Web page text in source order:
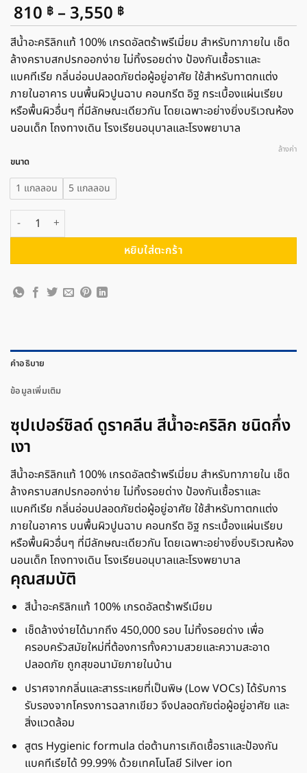
810 ฿ – 3,550 ฿Price
range:
810 ฿
through
3,550 ฿
สีน้ำอะคริลิกแท้ 100% เกรดอัลตร้าพรีเมี่ยม สําหรับทาภายใน เช็ด
ล้างคราบสกปรกออกง่าย ไม่ทิ้งรอยด่าง ป้องกันเชื้อราและ
แบคทีเรีย กลิ่นอ่อนปลอดภัยต่อผู้อยู่อาศัย ใช้สําหรับทาตกแต่ง
ภายในอาคาร บนพื้นผิวปูนฉาบ คอนกรีต อิฐ กระเบื้องแผ่นเรียบ
หรือพื้นผิวอื่นๆ ที่มีลักษณะเดียวกัน โดยเฉพาะอย่างยิ่งบริเวณห้อง
นอนเด็ก โถงทางเดิน โรงเรียนอนุบาลและโรงพยาบาล
ขนาด
1 แกลลอน 5 แกลลอน
ล้างค่า
จำนวน TOA ทีโอเอ ซุปเปอร์ชิลด์ ดูราคลีน สีน้ำอะคริลิก ชนิดกึ่งเงา #D100
หยิบใส่ตะกร้า
คำอธิบาย
ข้อมูลเพิ่มเติม
ซุปเปอร์ชิลด์ ดูราคลีน สีน้ำอะคริลิก ชนิดกึ่ง
เงา
สีน้ำอะคริลิกแท้ 100% เกรดอัลตร้าพรีเมี่ยม สําหรับทาภายใน เช็ด
ล้างคราบสกปรกออกง่าย ไม่ทิ้งรอยด่าง ป้องกันเชื้อราและ
แบคทีเรีย กลิ่นอ่อนปลอดภัยต่อผู้อยู่อาศัย ใช้สําหรับทาตกแต่ง
ภายในอาคาร บนพื้นผิวปูนฉาบ คอนกรีต อิฐ กระเบื้องแผ่นเรียบ
หรือพื้นผิวอื่นๆ ที่มีลักษณะเดียวกัน โดยเฉพาะอย่างยิ่งบริเวณห้อง
นอนเด็ก โถงทางเดิน โรงเรียนอนุบาลและโรงพยาบาล
คุณสมบัติ
สีน้ำอะคริลิกแท้ 100% เกรดอัลตร้าพรีเมียม
เช็ดล้างง่ายได้มากถึง 450,000 รอบ ไม่ทิ้งรอยด่าง เพื่อ
ครอบครัวสมัยใหม่ที่ต้องการทั้งความสวยและความสะอาด
ปลอดภัย ถูกสุขอนามัยภายในบ้าน
ปราศจากกลิ่นและสารระเหยที่เป็นพิษ (Low VOCs) ได้รับการ
รับรองจากโครงการฉลากเขียว จึงปลอดภัยต่อผู้อยู่อาศัย และ
สิ่งแวดล้อม
สูตร Hygienic formula ต่อต้านการเกิดเชื้อราและป้องกัน
แบคทีเรียได้ 99.99% ด้วยเทคโนโลยี Silver ion